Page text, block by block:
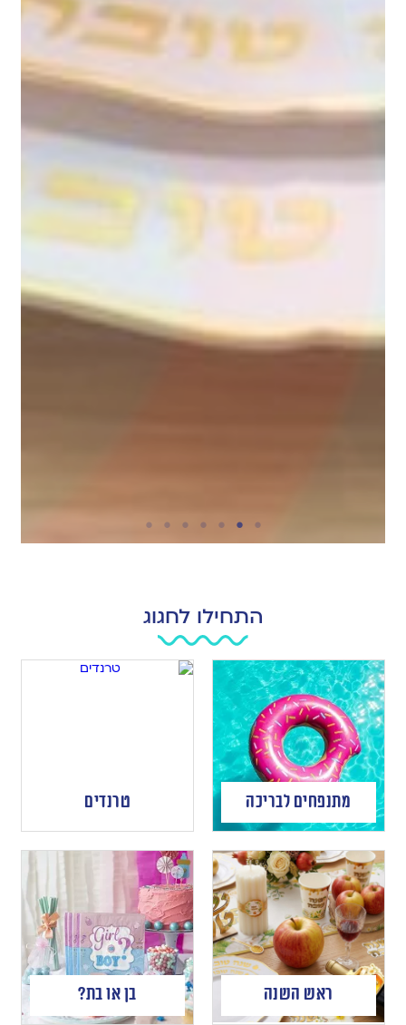
התחילו לחגוג
מתנפחים לבריכה טרנדים
ראש השנה בן או בת?